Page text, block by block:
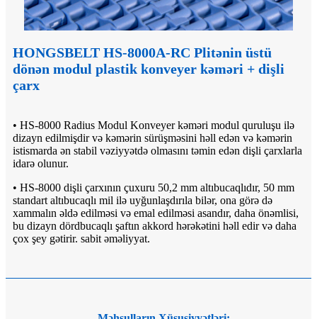
HONGSBELT HS-8000A-RC Plitənin üstü
dönən modul plastik konveyer kəməri + dişli
çarx
• HS-8000 Radius Modul Konveyer kəməri modul quruluşu ilə
dizayn edilmişdir və kəmərin sürüşməsini həll edən və kəmərin
istismarda ən stabil vəziyyətdə olmasını təmin edən dişli çarxlarla
idarə olunur.
• HS-8000 dişli çarxının çuxuru 50,2 mm altıbucaqlıdır, 50 mm
standart altıbucaqlı mil ilə uyğunlaşdırıla bilər, ona görə də
xammalın əldə edilməsi və emal edilməsi asandır, daha önəmlisi,
bu dizayn dördbucaqlı şaftın akkord hərəkətini həll edir və daha
çox şey gətirir. sabit əməliyyat.